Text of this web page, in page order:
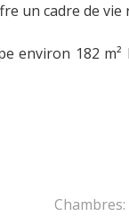
un cadre de
environ 182
sport, home
au sein de
Chambres: